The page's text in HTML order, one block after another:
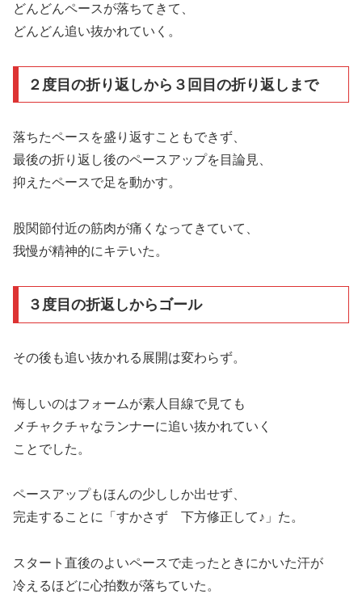
どんどんペースが落ちてきて、
どんどん追い抜かれていく。
２度目の折り返しから３回目の折り返しまで
落ちたペースを盛り返すこともできず、
最後の折り返し後のペースアップを目論見、
抑えたペースで足を動かす。
股関節付近の筋肉が痛くなってきていて、
我慢が精神的にキテいた。
３度目の折返しからゴール
その後も追い抜かれる展開は変わらず。
悔しいのはフォームが素人目線で見ても
メチャクチャなランナーに追い抜かれていく
ことでした。
ペースアップもほんの少ししか出せず、
完走することに「すかさず 下方修正して♪」た。
スタート直後のよいペースで走ったときにかいた汗が
冷えるほどに心拍数が落ちていた。